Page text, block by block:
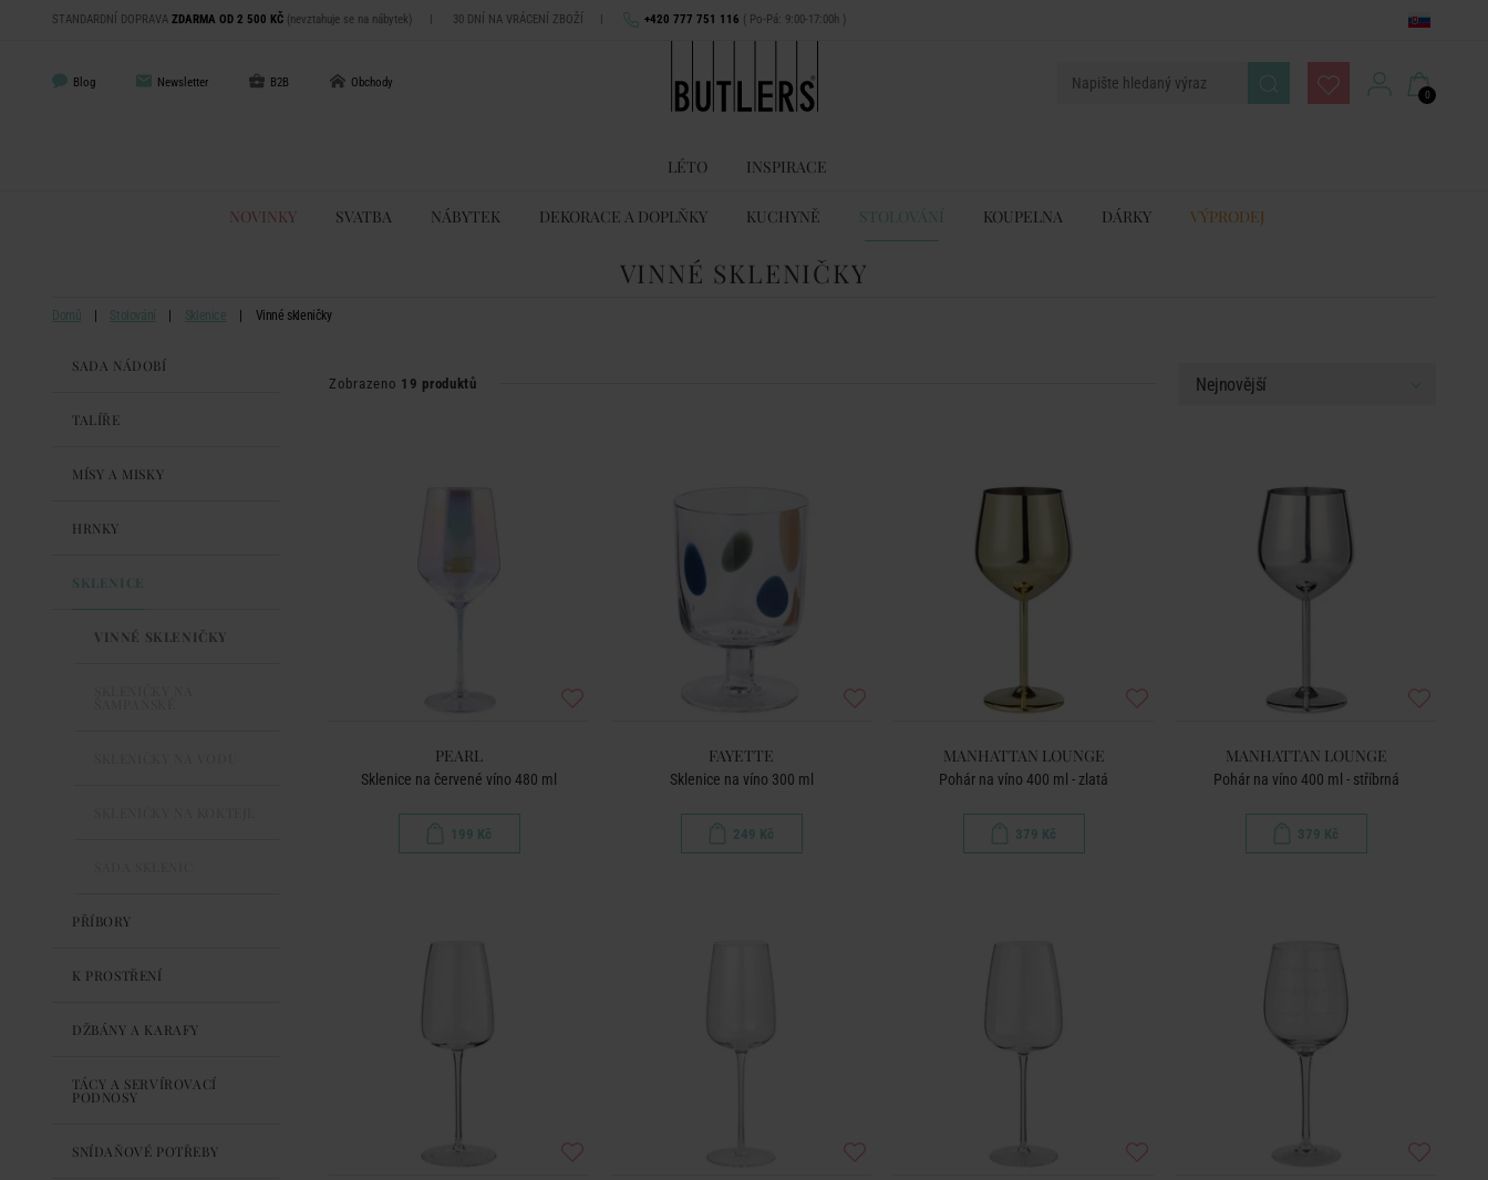
STANDARDNÍ DOPRAVA ZDARMA OD 2 500 KČ (nevztahuje se na nábytek) | 30 DNÍ NA VRÁCENÍ ZBOŽÍ | +420 777 751 116 ( Po-Pá: 9:00-17:00h )
Blog Newsletter B2B Obchody
0
LÉTO INSPIRACE
NOVINKY SVATBA NÁBYTEK DEKORACE A DOPLŇKY KUCHYNĚ STOLOVÁNÍ KOUPELNA DÁRKY VÝPRODEJ
VINNÉ SKLENIČKY
Domů Stolování Sklenice Vinné skleničky
SADA NÁDOBÍ
TALÍŘE
MÍSY A MISKY
HRNKY
SKLENICE
VINNÉ SKLENIČKY
PŘÍBORY
K PROSTŘENÍ
DŽBÁNY A KARAFY
TÁCY A SERVÍROVACÍ
PODNOSY
SNÍDAŇOVÉ POTŘEBY
Zobrazeno 19 produktů
PEARL
Sklenice na červené víno 480 ml
199 Kč
FAYETTE
Sklenice na víno 300 ml
249 Kč
MANHATTAN LOUNGE
Pohár na víno 400 ml - zlatá
379 Kč
MANHATTAN LOUNGE
Pohár na víno 400 ml - stříbrná
379 Kč